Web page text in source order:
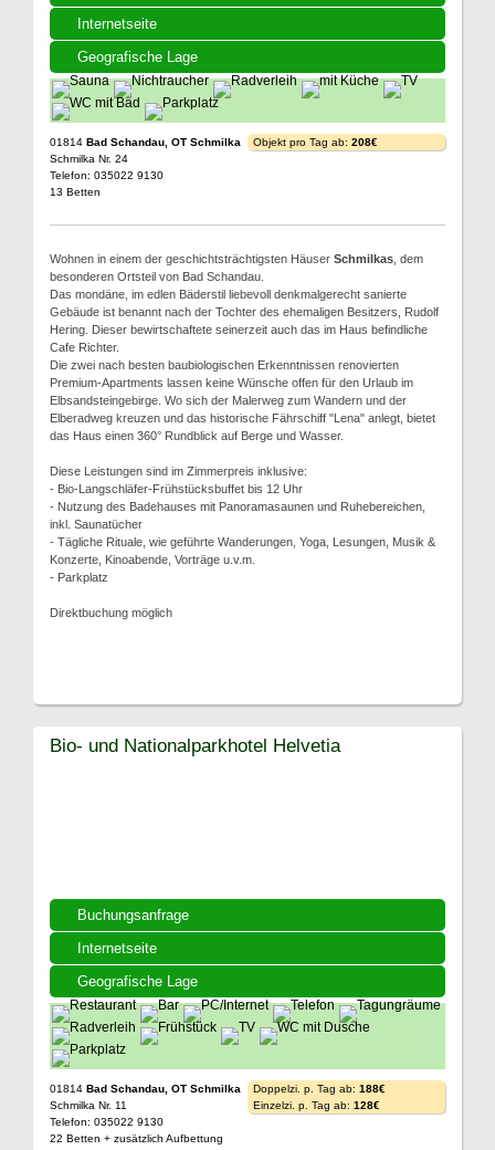
Internetseite
Geografische Lage
01814 Bad Schandau, OT Schmilka
Schmilka Nr. 24
Telefon: 035022 9130
13 Betten
Objekt pro Tag ab: 208€
Wohnen in einem der geschichtsträchtigsten Häuser Schmilkas , dem
besonderen Ortsteil von Bad Schandau.
Das mondäne, im edlen Bäderstil liebevoll denkmalgerecht sanierte
Gebäude ist benannt nach der Tochter des ehemaligen Besitzers, Rudolf
Hering. Dieser bewirtschaftete seinerzeit auch das im Haus befindliche
Cafe Richter.
Die zwei nach besten baubiologischen Erkenntnissen renovierten
Premium-Apartments lassen keine Wünsche offen für den Urlaub im
Elbsandsteingebirge. Wo sich der Malerweg zum Wandern und der
Elberadweg kreuzen und das historische Fährschiff "Lena" anlegt, bietet
das Haus einen 360° Rundblick auf Berge und Wasser.
Diese Leistungen sind im Zimmerpreis inklusive:
- Bio-Langschläfer-Frühstücksbuffet bis 12 Uhr
- Nutzung des Badehauses mit Panoramasaunen und Ruhebereichen,
inkl. Saunatücher
- Tägliche Rituale, wie geführte Wanderungen, Yoga, Lesungen, Musik &
Konzerte, Kinoabende, Vorträge u.v.m.
- Parkplatz
Direktbuchung möglich
Buchungsanfrage
Internetseite
Geografische Lage
Bio- und Nationalparkhotel Helvetia
01814 Bad Schandau, OT Schmilka
Schmilka Nr. 11
Telefon: 035022 9130
22 Betten + zusätzlich Aufbettung
Doppelzi. p. Tag ab: 188€
Einzelzi. p. Tag ab: 128€